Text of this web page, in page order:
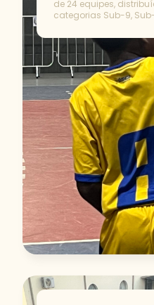
de 24 equipes,
categorias Sub-9, Sub-